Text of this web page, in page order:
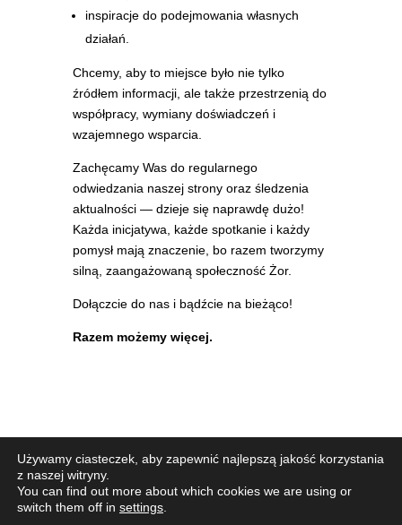
inspiracje do podejmowania własnych
działań.
Chcemy, aby to miejsce było nie tylko
źródłem informacji, ale także przestrzenią do
współpracy, wymiany doświadczeń i
wzajemnego wsparcia.
Zachęcamy Was do regularnego
odwiedzania naszej strony oraz śledzenia
aktualności — dzieje się naprawdę dużo!
Każda inicjatywa, każde spotkanie i każdy
pomysł mają znaczenie, bo razem tworzymy
silną, zaangażowaną społeczność Żor.
Dołączcie do nas i bądźcie na bieżąco!
Razem możemy więcej.
Żorskie Centrum Organizacji Pozarządowych 2026
Używamy ciasteczek, aby zapewnić najlepszą jakość korzystania
z naszej witryny.
You can find out more about which cookies we are using or
switch them off in settings